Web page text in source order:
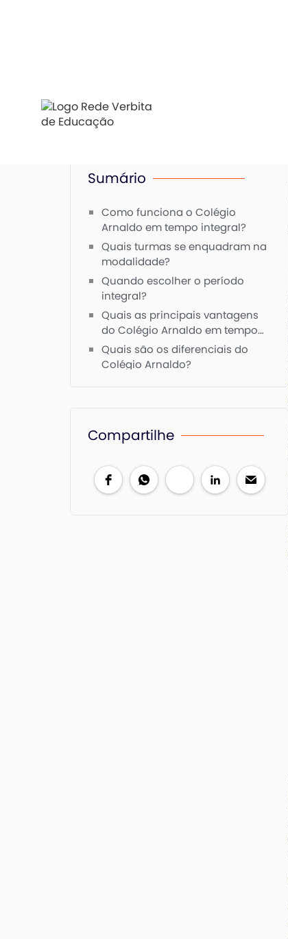
Sumário
Como funciona o Colégio
Arnaldo em tempo integral?
Quais turmas se enquadram na
modalidade?
Quando escolher o período
integral?
Quais as principais vantagens
do Colégio Arnaldo em tempo
integral?
Quais são os diferenciais do
Colégio Arnaldo?
Compartilhe